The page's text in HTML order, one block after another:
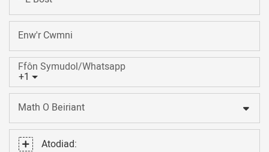
Enw'r Cwmni
+1
Ffôn Symudol/Whatsapp
Math O Beiriant
Atodiad: